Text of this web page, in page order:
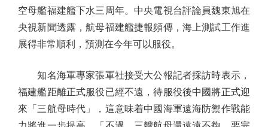
空母艦福建艦下水三周年。中央電視台評論員魏東旭在
央視新聞透露，航母福建艦捷報頻傳，海上測試工作進
展得非常順利，預測在今年可以服役。
知名海軍專家張軍社接受大公報記者採訪時表示，
福建艦距離正式服役已經不遠，待服役後中國將正式迎
來「三航母時代」，這意味着中國海軍遠海防禦作戰能